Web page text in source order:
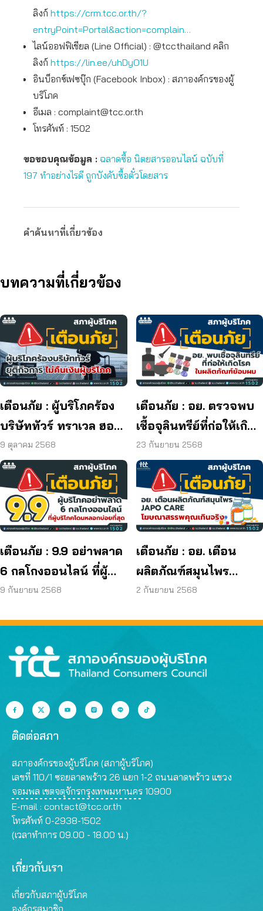
ลิงก์ https://crm.tcc.or.th/?
entryPoint=Portal&action=complain…
ไลน์ออฟฟิเชียล (Line Official) : @tccthailand คลิก
ลิงก์ https://lin.ee/uhDyO1U
อินบ็อกซ์เฟซบุ๊ก (Facebook Inbox) : สภาองค์กรของผู้
บริโภค
อีเมล : complaint@tcc.or.th
โทรศัพท์ : 1502
ขอขอบคุณข้อมูล : ฉลาดซื้อ นิตยสารออนไลน์ ฉบับที่
197 ทำอย่างไรดี ถูกบังคับซื้อตั๋วโดยสาร
คำค้นหาที่เกี่ยวข้อง
บทความที่เกี่ยวข้อง
เตือนภัย : ผู้บริโภคร้อง
บริษัททัวร์ ทราเวล ฮอลิ
เดย์ ยุติกิจการ ไม่คืนเงิน
ผู้บริโภค
9 ตุลาคม 2568
เตือนภัย : อย. ตรวจพบ
เชื้อจุลินทรีย์ที่ก่อให้เกิด
โรค และพบแบคทีเรีย
ยีสต์ และรา เกิน
มาตรฐานกำหนด ใน
ผลิตภัณฑ์ย้อมผม
23 กันยายน 2568
เตือนภัย : 9.9 อย่าพลาด
6 กลโกงออนไลน์ ที่ผู้
บริโภคโดนหลอกบ่อย
9 กันยายน 2568
เตือนภัย : อย. เตือน
ผลิตภัณฑ์สมุนไพร
JAPO CARE โฆษณา
2 กันยายน 2568
ติดต่อสภา
สภาองค์กรของผู้บริโภค (สภาผู้บริโภค)
เลขที่ 110/1 ซอยลาดพร้าว 26 แยก 1-2 ถนนลาดพร้าว แขวง
จอมพล เขตจตุจักรกรุงเทพมหานคร 10900
E-mail : contact@tcc.or.th
โทรศัพท์ 0-2938-1502
(เวลาทำการ 09.00 - 18.00 น.)
เกี่ยวกับเรา
เกี่ยวกับสภาผู้บริโภค